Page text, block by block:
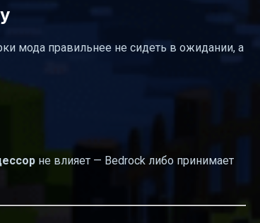
мода правильнее не сидеть в ожидании, а
не влияет — Bedrock либо принимает